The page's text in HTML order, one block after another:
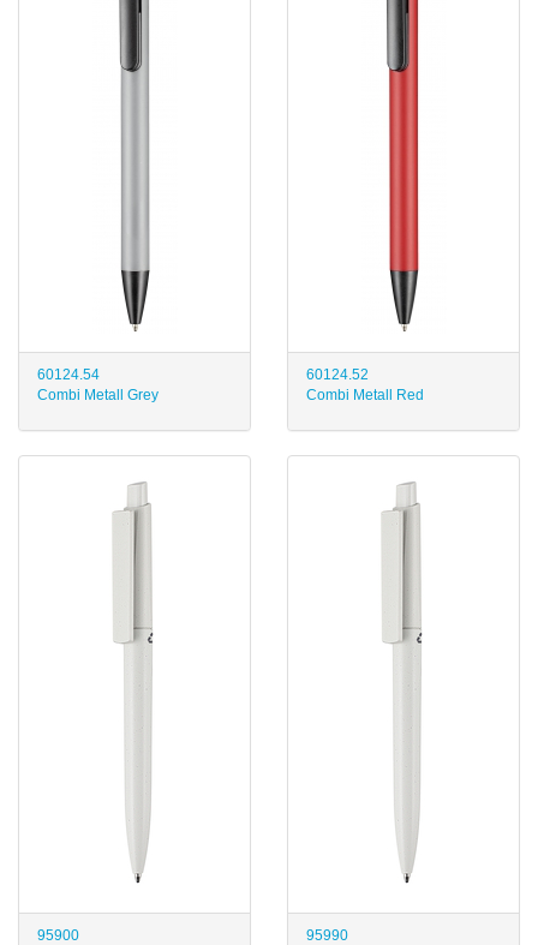
60124.54
Combi Metall Grey
60124.52
Combi Metall Red
95900
95990